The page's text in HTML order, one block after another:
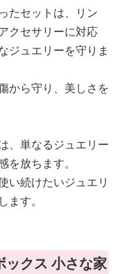
たセットは、リン
クセサリーに対応
ジュエリーを守りま
から守り、美しさを
、単なるジュエリー
放ちます。
い続けたいジュエリ
す。
ックス 小さな家